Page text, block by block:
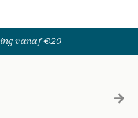
vanaf €20